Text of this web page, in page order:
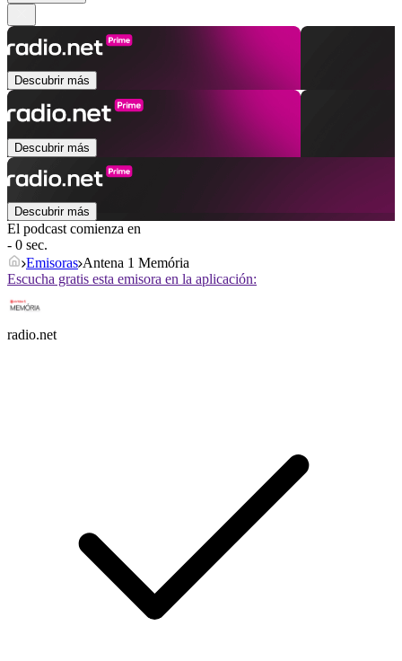
Descubrir más
Descubrir más
Descubrir más
El podcast comienza en
- 0 sec.
Emisoras Antena 1 Memória
Escucha gratis esta emisora en la aplicación:
radio.net